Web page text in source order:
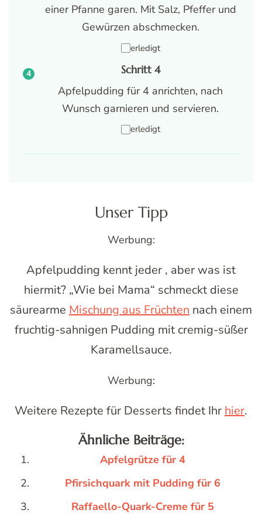
einer Pfanne garen. Mit Salz, Pfeffer und
Gewürzen abschmecken.
erledigt
Schritt 4
Apfelpudding für 4 anrichten, nach
Wunsch garnieren und servieren.
erledigt
Unser Tipp
Werbung:
Apfelpudding kennt jeder , aber was ist
hiermit? „Wie bei Mama“ schmeckt diese
säurearme Mischung aus Früchten nach einem
fruchtig-sahnigen Pudding mit cremig-süßer
Karamellsauce.
Werbung:
Weitere Rezepte für Desserts findet Ihr hier.
Ähnliche Beiträge:
Apfelgrütze für 4
Pfirsichquark mit Pudding für 6
Raffaello-Quark-Creme für 5